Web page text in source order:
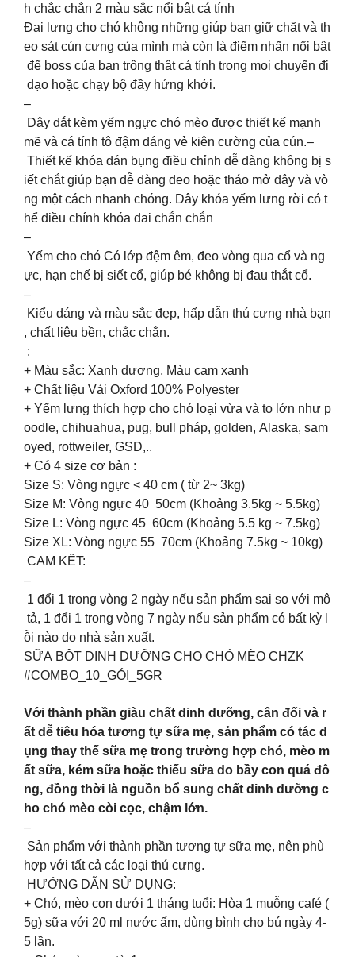
h chắc chắn 2 màu sắc nổi bật cá tính
Đai lưng cho chó không những giúp bạn giữ chặt và th
eo sát cún cưng của mình mà còn là điểm nhấn nổi bật
để boss của bạn trông thật cá tính trong mọi chuyến đi
dạo hoặc chạy bộ đầy hứng khởi.
–
Dây dắt kèm yếm ngực chó mèo được thiết kế mạnh
mẽ và cá tính tô đậm dáng vẻ kiên cường của cún.–
Thiết kế khóa dán bụng điều chỉnh dễ dàng không bị s
iết chắt giúp bạn dễ dàng đeo hoặc tháo mở dây và vò
ng một cách nhanh chóng. Dây khóa yếm lưng rời có t
hể điều chính khóa đai chắn chắn
–
Yếm cho chó Có lớp đệm êm, đeo vòng qua cổ và ng
ực, hạn chế bị siết cổ, giúp bé không bị đau thắt cổ.
–
Kiểu dáng và màu sắc đẹp, hấp dẫn thú cưng nhà bạn
, chất liệu bền, chắc chắn.
:
+ Màu sắc: Xanh dương, Màu cam xanh
+ Chất liệu Vải Oxford 100% Polyester
+ Yếm lưng thích hợp cho chó loại vừa và to lớn như p
oodle, chihuahua, pug, bull pháp, golden, Alaska, sam
oyed, rottweiler, GSD,..
+ Có 4 size cơ bản :
Size S: Vòng ngực < 40 cm ( từ 2~ 3kg)
Size M: Vòng ngực 40 50cm (Khoảng 3.5kg ~ 5.5kg)
Size L: Vòng ngực 45 60cm (Khoảng 5.5 kg ~ 7.5kg)
Size XL: Vòng ngực 55 70cm (Khoảng 7.5kg ~ 10kg)
CAM KẾT:
–
1 đổi 1 trong vòng 2 ngày nếu sản phẩm sai so với mô
tả, 1 đổi 1 trong vòng 7 ngày nếu sản phẩm có bất kỳ l
ỗi nào do nhà sản xuất.
SỮA BỘT DINH DƯỠNG CHO CHÓ MÈO CHZK
#COMBO_10_GÓI_5GR
Với thành phần giàu chất dinh dưỡng, cân đối và r
ất dễ tiêu hóa tương tự sữa mẹ, sản phẩm có tác d
ụng thay thế sữa mẹ trong trường hợp chó, mèo m
ất sữa, kém sữa hoặc thiếu sữa do bầy con quá đô
ng, đồng thời là nguồn bổ sung chất dinh dưỡng c
ho chó mèo còi cọc, chậm lớn.
–
Sản phẩm với thành phần tương tự sữa mẹ, nên phù
hợp với tất cả các loại thú cưng.
HƯỚNG DẪN SỬ DỤNG:
+ Chó, mèo con dưới 1 tháng tuổi: Hòa 1 muỗng café (
5g) sữa với 20 ml nước ấm, dùng bình cho bú ngày 4-
5 lần.